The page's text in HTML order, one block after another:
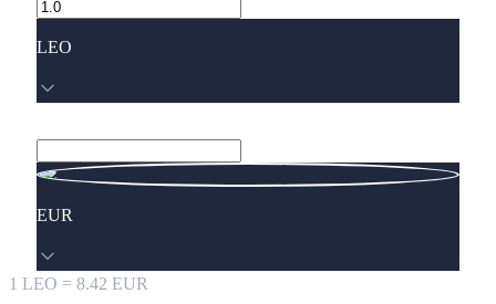
LEO
EUR
1 LEO = 8.42 EUR